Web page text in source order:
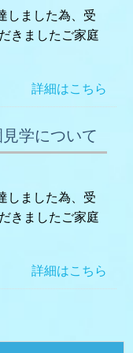
しました為、受
きましたご家庭
詳細はこちら
学について
しました為、受
きましたご家庭
詳細はこちら